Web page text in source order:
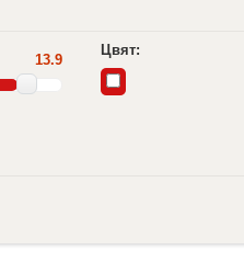
13.9
Цвят: